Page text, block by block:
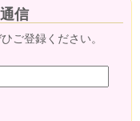
信
ご登録ください。